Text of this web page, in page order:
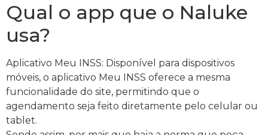
Qual o app que o Naluke
usa?
Aplicativo Meu INSS: Disponível para dispositivos
móveis, o aplicativo Meu INSS oferece a mesma
funcionalidade do site, permitindo que o
agendamento seja feito diretamente pelo celular ou
tablet.